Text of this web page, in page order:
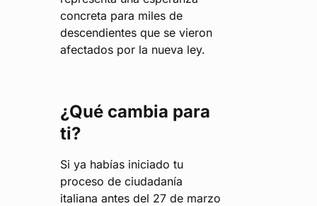
concreta para miles de
descendientes que se vieron
afectados por la nueva ley.
¿Qué cambia para
ti?
Si ya habías iniciado tu
proceso de ciudadanía
italiana antes del 27 de marzo